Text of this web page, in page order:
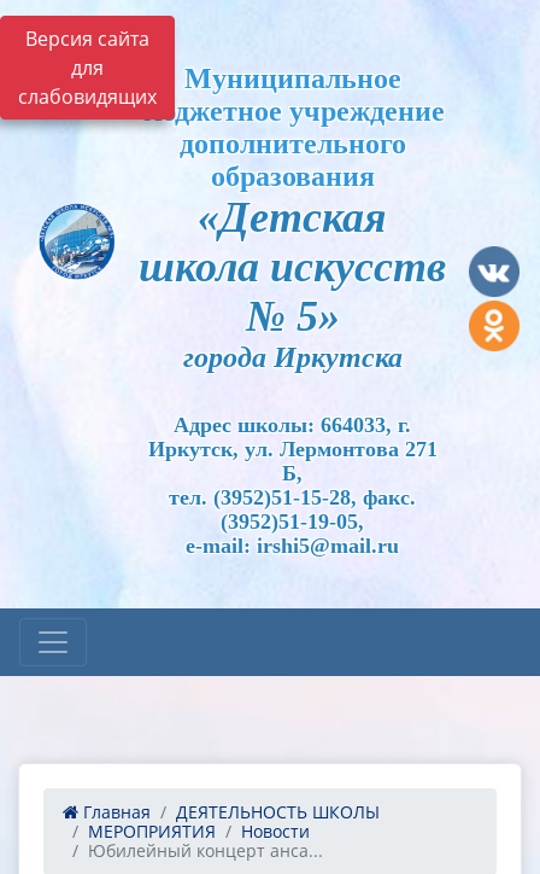
Версия сайта
для
слабовидящих
Муниципальное
бюджетное учреждение
дополнительного
образования
«Детская
школа искусств
№ 5»
города Иркутска
Адрес школы: 664033, г.
Иркутск, ул. Лермонтова 271
Б,
тел. (3952)51-15-28, факс.
(3952)51-19-05,
e-mail: irshi5@mail.ru
Главная
ДЕЯТЕЛЬНОСТЬ ШКОЛЫ
МЕРОПРИЯТИЯ
Новости
Юбилейный концерт анса...